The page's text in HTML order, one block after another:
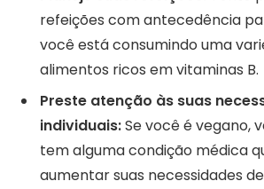
refeições com antecedência
você está consumindo uma
alimentos ricos em vitaminas B.
Preste atenção às suas
individuais:Se você é vegano,
tem alguma condição médica
aumentar suas necessidades